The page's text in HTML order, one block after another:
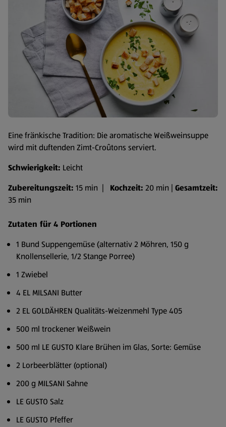
Eine fränkische Tradition: Die aromatische Weißweinsuppe
wird mit duftenden Zimt-Croûtons serviert.
Schwierigkeit: Leicht
Zubereitungszeit: 15 min | Kochzeit: 20 min | Gesamtzeit:
35 min
Zutaten für 4 Portionen
1 Bund Suppengemüse (alternativ 2 Möhren, 150 g
Knollensellerie, 1/2 Stange Porree)
1 Zwiebel
4 EL MILSANI Butter
2 EL GOLDÄHREN Qualitäts-Weizenmehl Type 405
500 ml trockener Weißwein
500 ml LE GUSTO Klare Brühen im Glas, Sorte: Gemüse
2 Lorbeerblätter (optional)
200 g MILSANI Sahne
LE GUSTO Salz
LE GUSTO Pfeffer